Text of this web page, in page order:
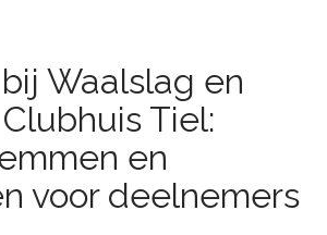
Waalslag en
Tiel:
en
voor deelnemers